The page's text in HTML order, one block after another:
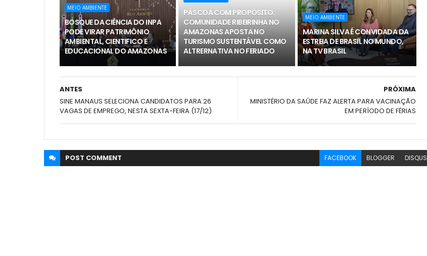
MEIO AMBIENTE
BOSQUE DA CIÊNCIA DO INPA
PODE VIRAR PATRIMÔNIO
AMBIENTAL, CIENTIFICO E
EDUCACIONAL DO AMAZONAS
PÁSCOA COM PROPÓSITO:
COMUNIDADE RIBEIRINHA NO
AMAZONAS APOSTA NO
TURISMO SUSTENTÁVEL COMO
ALTRERNATIVA NO FERIADO
MEIO AMBIENTE
MARINA SILVA É CONVIDADA DA
ESTREIA DE BRASIL NO MUNDO,
NA TV BRASIL
PRÓXIMA
MINISTÉRIO DA SAÚDE FAZ ALERTA PARA VACINAÇÃO
EM PERÍODO DE FÉRIAS
ANTES
SINE MANAUS SELECIONA CANDIDATOS PARA 26
VAGAS DE EMPREGO, NESTA SEXTA-FEIRA (17/12)
POST COMMENT FACEBOOK BLOGGER DISQUS